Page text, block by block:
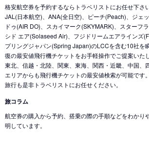
格安航空券を予約するならトラベリストにお任せ下さ
JAL(日本航空)、ANA(全日空)、ピーチ(Peach)、ジェ
ドゥ(AIR DO)、スカイマーク(SKYMARK)、スターフ
シド エア(Solaseed Air)、フジドリームエアラインズ
プリングジャパン(Spring Japan)のLCCを含む10社を
復の最安値飛行機チケットをお手軽操作でご提案いた
東北、信越・北陸、関東、東海、関西・近畿、中国、
エリアからも飛行機チケットの最安値検索が可能です
旅行も是非トラベリストにお任せください。
旅コラム
航空券の購入から予約、搭乗の際の手順などをわかり
明しています。